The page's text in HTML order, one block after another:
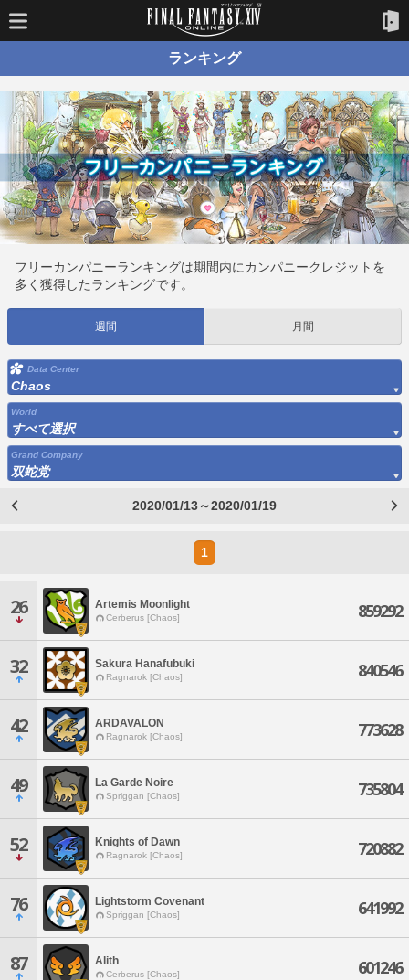
ランキング
フリーカンパニーランキングは期間内にカンパニークレジットを
多く獲得したランキングです。
週間 月間
Data Center
Chaos
World
すべて選択
Grand Company
双蛇党
2020/01/13～2020/01/19
1
26 Artemis Moonlight
Cerberus [Chaos] 859292
32 Sakura Hanafubuki
Ragnarok [Chaos] 840546
42 ARDAVALON
Ragnarok [Chaos] 773628
49 La Garde Noire
Spriggan [Chaos] 735804
52 Knights of Dawn
Ragnarok [Chaos] 720882
76 Lightstorm Covenant
Spriggan [Chaos] 641992
87 Alith
Cerberus [Chaos] 601246